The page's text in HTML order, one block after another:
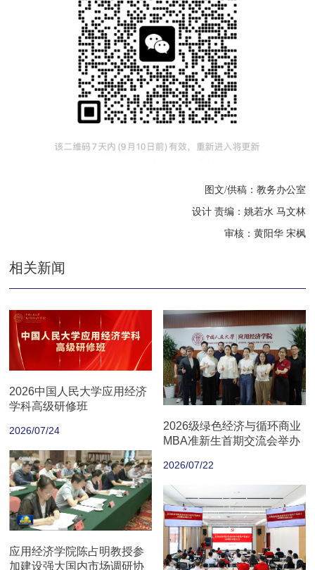
图文/供稿：教务办公室
设计 责编：姚若水 马文林
审核： 黄阳华宋枫
相关新闻
2026中国人民大学应用经济
学科高级研修班
2026/07/24
2026级绿色经济与循环商业
MBA准新生首期交流会举办
2026/07/22
应用经济学院陈占明教授参
加建设强大国内市场调研协